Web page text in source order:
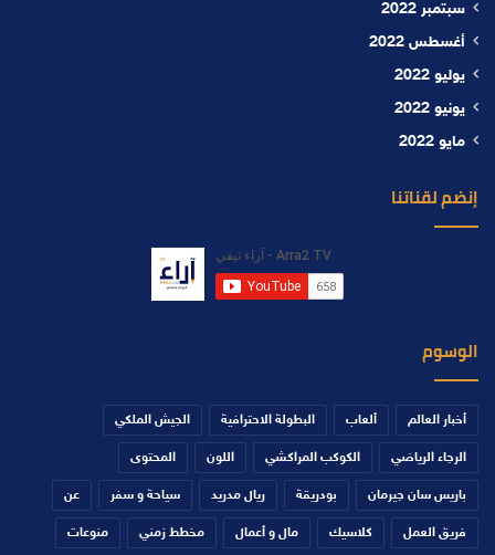
سبتمبر 2022
أغسطس 2022
يوليو 2022
يونيو 2022
مايو 2022
إنضم لقناتنا
الوسوم
أخبار العالم ألعاب البطولة الاحترافية الجيش الملكي
الرجاء الرياضي الكوكب المراكشي اللون المحتوى
باريس سان جيرمان بودريقة ريال مدريد سياحة و سفر عن
فريق العمل كلاسيك مال و أعمال مخطط زمني منوعات